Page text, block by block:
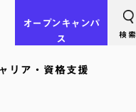
オープン キャンパ
ス
検索
リア・資格支援